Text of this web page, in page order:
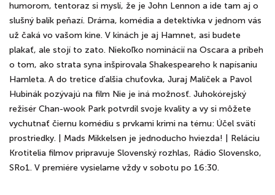
humorom, tentoraz si myslí, že je John Lennon a ide tam aj o
slušný balík peňazí. Dráma, komédia a detektívka v jednom vás
už čaká vo vašom kine. V kinách je aj Hamnet, asi budete
plakať, ale stojí to zato. Niekoľko nominácií na Oscara a príbeh
o tom, ako strata syna inšpirovala Shakespeareho k napísaniu
Hamleta. A do tretice ďalšia chuťovka, Juraj Malíček a Pavol
Hubinák pozývajú na film Nie je iná možnosť. Juhokórejský
režisér Chan-wook Park potvrdil svoje kvality a vy si môžete
vychutnať čiernu komédiu s prvkami krimi na tému: Účel svätí
prostriedky. | Mads Mikkelsen je jednoducho hviezda! | Reláciu
Krotitelia filmov pripravuje Slovenský rozhlas, Rádio Slovensko,
SRo1. V premiére vysielame vždy v sobotu po 16:30.